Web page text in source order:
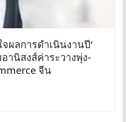
จผลการดำเนินงานปี‘
านิสงส์ค่าระวางพุ่ง-
จีน